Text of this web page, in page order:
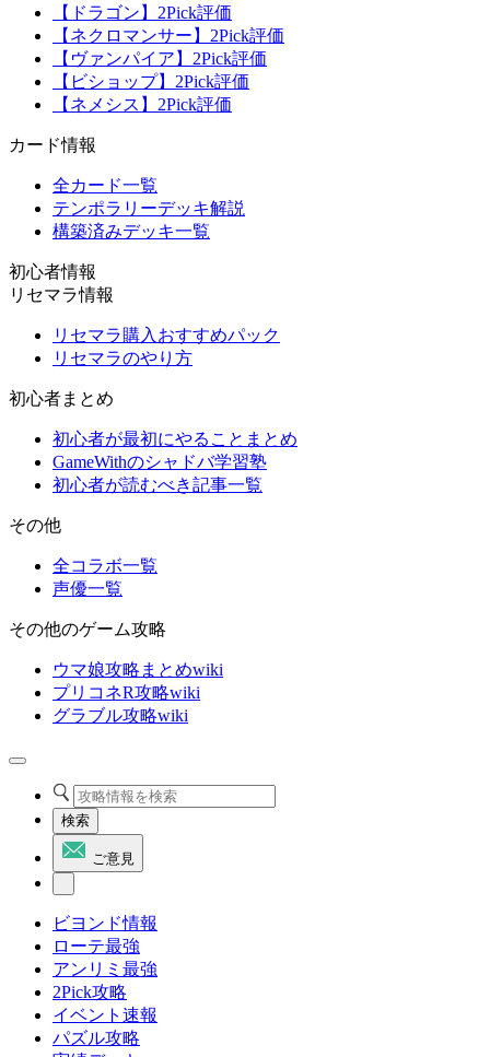
【ドラゴン】2Pick評価
【ネクロマンサー】2Pick評価
【ヴァンパイア】2Pick評価
【ビショップ】2Pick評価
【ネメシス】2Pick評価
カード情報
全カード一覧
テンポラリーデッキ解説
構築済みデッキ一覧
初心者情報
リセマラ情報
リセマラ購入おすすめパック
リセマラのやり方
初心者まとめ
初心者が最初にやることまとめ
GameWithのシャドバ学習塾
初心者が読むべき記事一覧
その他
全コラボ一覧
声優一覧
その他のゲーム攻略
ウマ娘攻略まとめwiki
プリコネR攻略wiki
グラブル攻略wiki
検索
ご意見
ビヨンド情報
ローテ最強
アンリミ最強
2Pick攻略
イベント速報
パズル攻略